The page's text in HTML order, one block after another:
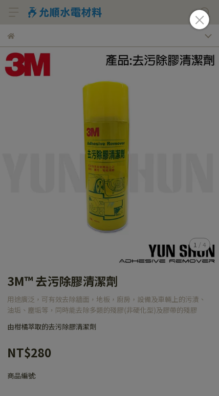
1 / 4
3M™ 去污除膠清潔劑
用途廣泛，可有效去除牆面，地板，廚房，設備及車輛上的污漬、
油垢、塵垢等，同時能去除多類的殘膠(非硬化型)及膠帶的殘膠
由柑橘萃取的去污除膠清潔劑
NT$280
商品編號: